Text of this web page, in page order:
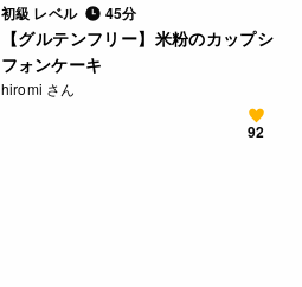
初級 レベル 45分
【グルテンフリー】米粉のカップシ
フォンケーキ
hiromi さん
92